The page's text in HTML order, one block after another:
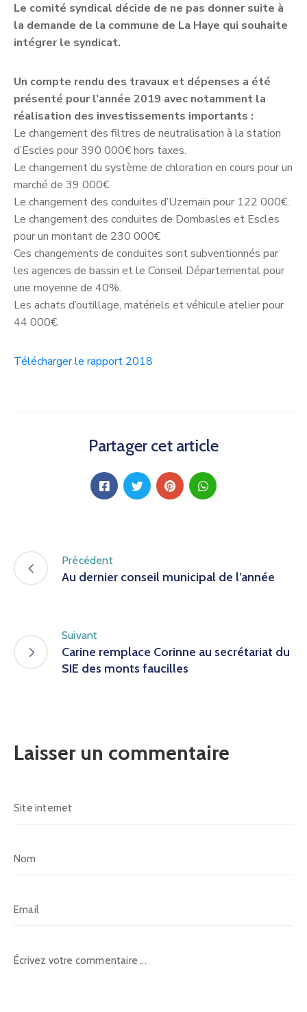
Le comité syndical décide de ne pas donner suite à
la demande de la commune de La Haye qui souhaite
intégrer le syndicat.
Un compte rendu des travaux et dépenses a été
présenté pour l’année 2019 avec notamment la
réalisation des investissements importants :
Le changement des filtres de neutralisation à la station
d’Escles pour 390 000€ hors taxes.
Le changement du système de chloration en cours pour un
marché de 39 000€
Le changement des conduites d’Uzemain pour 122 000€.
Le changement des conduites de Dombasles et Escles
pour un montant de 230 000€
Ces changements de conduites sont subventionnés par
les agences de bassin et le Conseil Départemental pour
une moyenne de 40%.
Les achats d’outillage, matériels et véhicule atelier pour
44 000€.
Télécharger le rapport 2018
Partager cet article
Précédent
Au dernier conseil municipal de l’année
Suivant
Carine remplace Corinne au secrétariat du
SIE des monts faucilles
Laisser un commentaire